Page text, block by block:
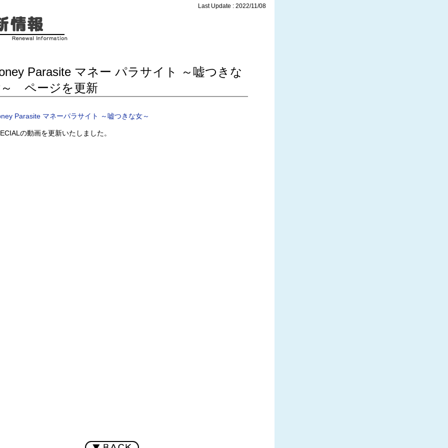
Last Update : 2022/11/08
Parasite マネー パラサイト ～嘘つきな
ページを更新
Parasite マネーパラサイト ～嘘つきな女～
の動画を更新いたしました。